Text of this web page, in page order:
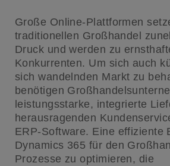
Große Online-Plattformen
traditionellen Großhandel
Druck und werden zu
Konkurrenten. Um sich auch
sich wandelnden Markt zu
benötigen
leistungsstarke, integrierte
herausragenden
ERP-Software. Eine effiziente
Dynamics 365 für den
Prozesse zu optimieren, die